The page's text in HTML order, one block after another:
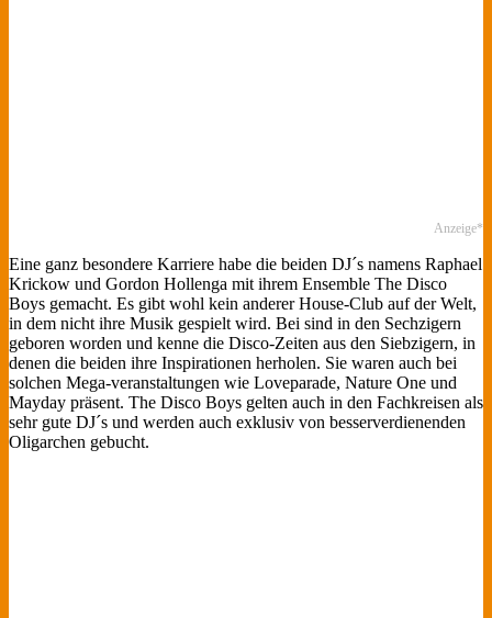
Anzeige*
Eine ganz besondere Karriere habe die beiden DJ´s namens Raphael
Krickow und Gordon Hollenga mit ihrem Ensemble The Disco
Boys gemacht. Es gibt wohl kein anderer House-Club auf der Welt,
in dem nicht ihre Musik gespielt wird. Bei sind in den Sechzigern
geboren worden und kenne die Disco-Zeiten aus den Siebzigern, in
denen die beiden ihre Inspirationen herholen. Sie waren auch bei
solchen Mega-veranstaltungen wie Loveparade, Nature One und
Mayday präsent. The Disco Boys gelten auch in den Fachkreisen als
sehr gute DJ´s und werden auch exklusiv von besserverdienenden
Oligarchen gebucht.